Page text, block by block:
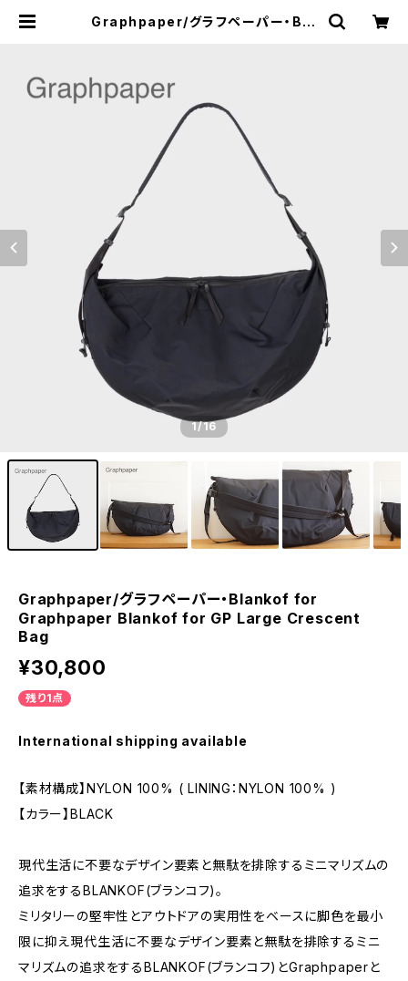
Graphpaper/グラフペーパー・Bla
1/16
Graphpaper/グラフペーパー・Blankof for
Graphpaper Blankof for GP Large Crescent
Bag
¥30,800
残り1点
International shipping available
【素材構成】NYLON 100% ( LINING：NYLON 100% )
【カラー】BLACK
現代生活に不要なデザイン要素と無駄を排除するミニマリズムの
追求をするBLANKOF(ブランコフ)。
ミリタリーの堅牢性とアウトドアの実用性をベースに脚色を最小
限に抑え現代生活に不要なデザイン要素と無駄を排除するミニ
マリズムの追求をするBLANKOF(ブランコフ)とGraphpaperと